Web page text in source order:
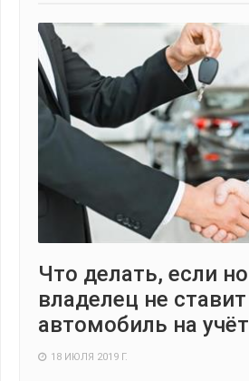
Что делать, если
владелец не ставит
автомобиль на
18 ИЮЛЯ 2019 Г.